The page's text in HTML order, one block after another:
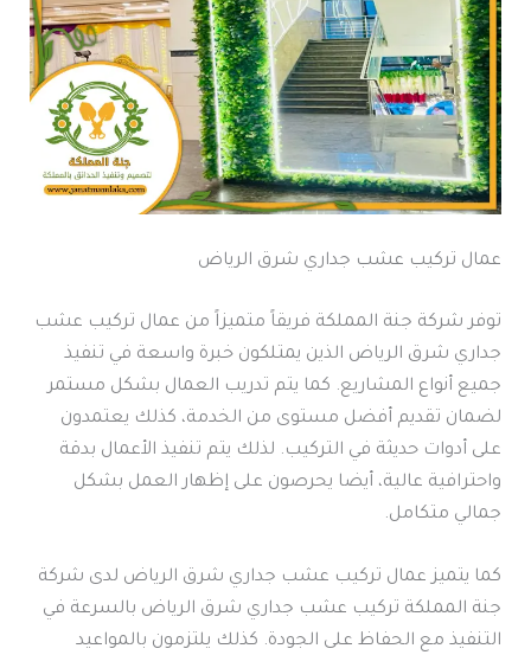
عمال تركيب عشب جداري شرق الرياض
توفر شركة جنة المملكة فريقاً متميزاً من عمال تركيب عشب
جداري شرق الرياض الذين يمتلكون خبرة واسعة في تنفيذ
جميع أنواع المشاريع. كما يتم تدريب العمال بشكل مستمر
لضمان تقديم أفضل مستوى من الخدمة، كذلك يعتمدون
على أدوات حديثة في التركيب. لذلك يتم تنفيذ الأعمال بدقة
واحترافية عالية، أيضا يحرصون على إظهار العمل بشكل
جمالي متكامل.
كما يتميز عمال تركيب عشب جداري شرق الرياض لدى شركة
جنة المملكة تركيب عشب جداري شرق الرياض بالسرعة في
التنفيذ مع الحفاظ على الجودة. كذلك يلتزمون بالمواعيد